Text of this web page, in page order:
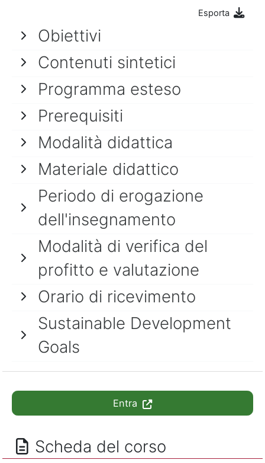
Esporta
Obiettivi
Contenuti sintetici
Programma esteso
Prerequisiti
Modalità didattica
Materiale didattico
Periodo di erogazione
dell'insegnamento
Modalità di verifica del
profitto e valutazione
Orario di ricevimento
Sustainable Development
Goals
Entra
Scheda del corso